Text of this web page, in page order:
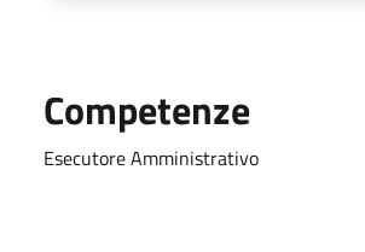
Competenze
Esecutore Amministrativo